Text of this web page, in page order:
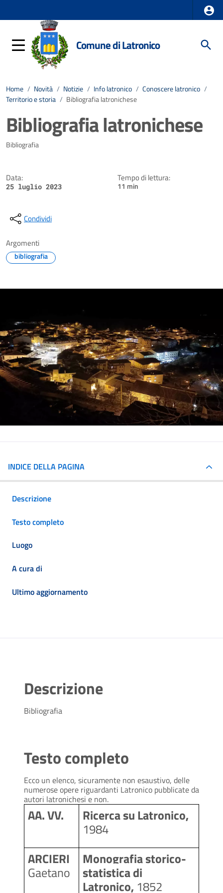
Comune di Latronico
Home / Novità / Notizie / Info latronico / Conoscere latronico /
Territorio e storia / Bibliografia latronichese
Bibliografia latronichese
Dettagli della notizia
Bibliografia
Data:
25 luglio 2023
Tempo di lettura:
11 min
Condividi
Argomenti
bibliografia
INDICE DELLA PAGINA
Descrizione
Testo completo
Luogo
A cura di
Ultimo aggiornamento
Descrizione
Bibliografia
Testo completo
Ecco un elenco, sicuramente non esaustivo, delle
numerose opere riguardanti Latronico pubblicate da
autori latronichesi e non.
AA. VV.
1984
ARCIERI
Gaetano
Monografia storico-
statistica di
Latronico, 1852